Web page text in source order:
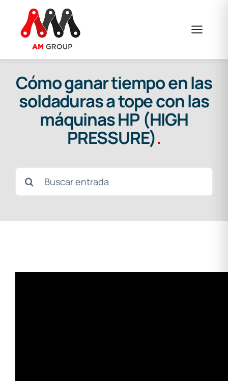
content
Cómo ganar tiempo en las
soldaduras a tope con las
máquinas HP (HIGH
PRESSURE).
Search
for: